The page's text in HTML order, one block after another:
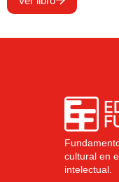
cultural en
intelectual.